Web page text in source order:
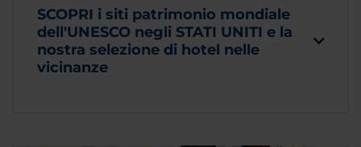
SCOPRI i siti patrimonio mondiale
dell'UNESCO negli STATI UNITI e la
nostra selezione di hotel nelle
vicinanze